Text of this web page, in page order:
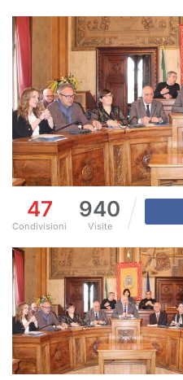
47
Condivisioni
940
Visite